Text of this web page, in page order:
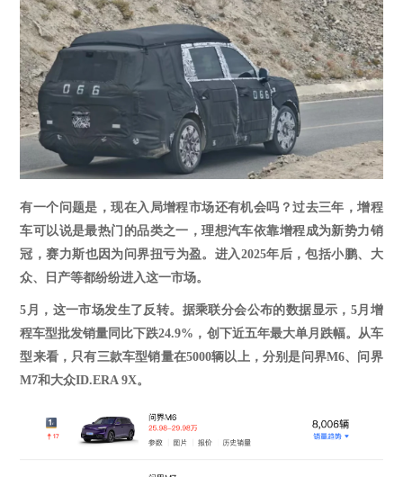
有一个问题是，现在入局增程市场还有机会吗？过去三年，增程
车可以说是最热门的品类之一，理想汽车依靠增程成为新势力销
冠，赛力斯也因为问界扭亏为盈。进入2025年后，包括小鹏、大
众、日产等都纷纷进入这一市场。
5月，这一市场发生了反转。据乘联分会公布的数据显示， 5月增
程车型批发销量同比下跌24.9%，创下近五年最大单月跌幅。 从车
型来看，只有三款车型销量在5000辆以上，分别是问界M6、问界
M7和大众ID.ERA 9X。